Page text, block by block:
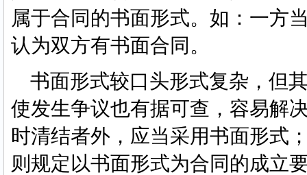
属于合同的书面形式。如：一方
认为双方有书面合同。
书面形式较口头形式复杂，但
使发生争议也有据可查，容易解
时清结者外，应当采用书面形式
则规定以书面形式为合同的成立